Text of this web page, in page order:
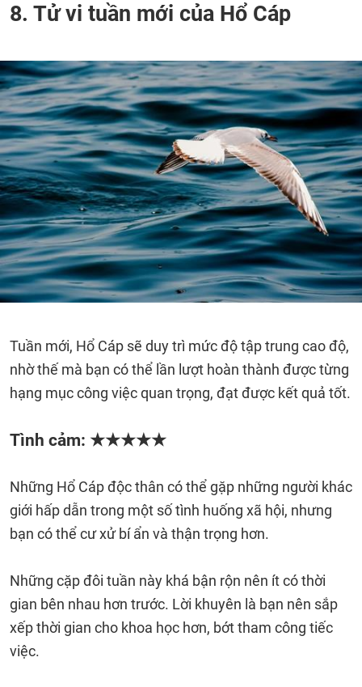
8. Tử vi tuần mới của Hổ Cáp
Tuần mới, Hổ Cáp sẽ duy trì mức độ tập trung cao độ,
nhờ thế mà bạn có thể lần lượt hoàn thành được từng
hạng mục công việc quan trọng, đạt được kết quả tốt.
Tình cảm: ★★★★★
Những Hổ Cáp độc thân có thể gặp những người khác
giới hấp dẫn trong một số tình huống xã hội, nhưng
bạn có thể cư xử bí ẩn và thận trọng hơn.
Những cặp đôi tuần này khá bận rộn nên ít có thời
gian bên nhau hơn trước. Lời khuyên là bạn nên sắp
xếp thời gian cho khoa học hơn, bớt tham công tiếc
việc.